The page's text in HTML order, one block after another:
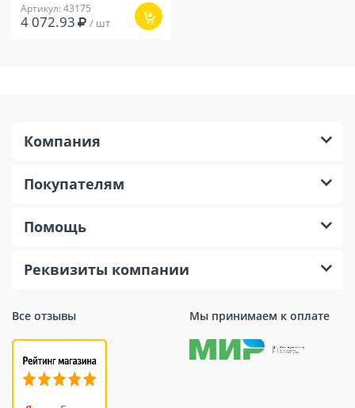
Артикул: 43175
4 072.93 / шт
Все отзывы Мы принимаем к оплате
Компания
Покупателям
Помощь
Реквизиты компании